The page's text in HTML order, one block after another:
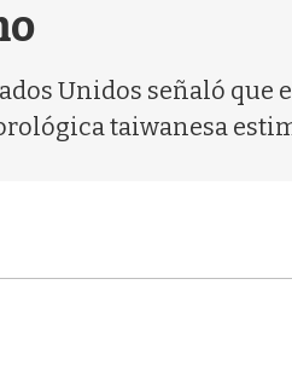
Unidos señaló que
taiwanesa